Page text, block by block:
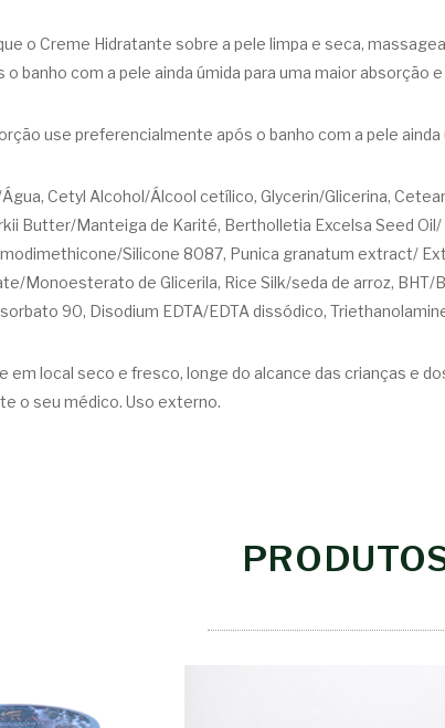
o Creme Hidratante sobre a pele limpa e seca,
o banho com a pele ainda úmida para uma maior absorção
use preferencialmente após o banho com a pele ainda
Água, Cetyl Alcohol/Álcool cetílico, Glycerin/Glicerina,
Butter/Manteiga de Karité, Bertholletia Excelsa Seed
Silicone 8087, Punica granatum extract/
Monoesterato de Glicerila, Rice Silk/seda de arroz,
90, Disodium EDTA/EDTA dissódico,
em local seco e fresco, longe do alcance das crianças e
o seu médico. Uso externo.